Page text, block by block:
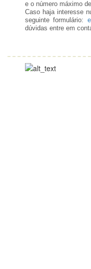
e o número máximo
Caso haja interesse
seguinte formulário:
dúvidas entre em